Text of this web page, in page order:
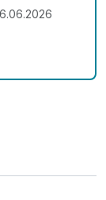
Das
Wünsche
kamen aus
Wetter